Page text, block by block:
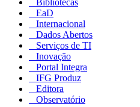
EaD
Internacional
Dados Abertos
Serviços de TI
Inovação
Portal Integra
IFG Produz
Editora
Observatório